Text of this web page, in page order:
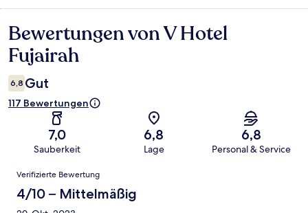
Bewertungen
Bewertungen von V Hotel
Fujairah
6,8 Gut
117 Bewertungen
7,0
Sauberkeit
6,8
Lage
6,8
Personal & Service
Bewertungen
Verifizierte Bewertung
4/10 – Mittelmäßig